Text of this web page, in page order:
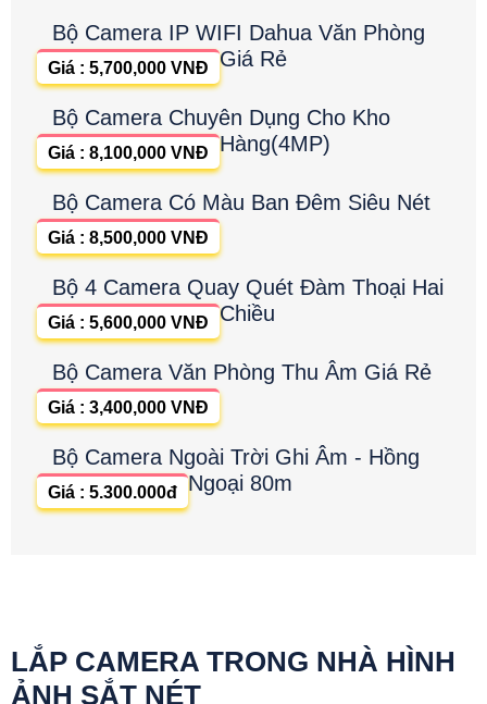
Bộ Camera IP WIFI Dahua Văn Phòng
Giá Rẻ
Giá : 5,700,000 VNĐ
Bộ Camera Chuyên Dụng Cho Kho
Hàng(4MP)
Giá : 8,100,000 VNĐ
Bộ Camera Có Màu Ban Đêm Siêu Nét
Giá : 8,500,000 VNĐ
Bộ 4 Camera Quay Quét Đàm Thoại Hai
Chiều
Giá : 5,600,000 VNĐ
Bộ Camera Văn Phòng Thu Âm Giá Rẻ
Giá : 3,400,000 VNĐ
Bộ Camera Ngoài Trời Ghi Âm - Hồng
Ngoại 80m
Giá : 5.300.000đ
LẮP CAMERA TRONG NHÀ HÌNH
ẢNH SẮT NÉT